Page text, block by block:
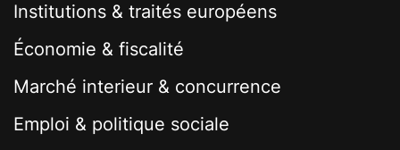
Institutions & traités européens
Économie & fiscalité
Marché interieur & concurrence
Emploi & politique sociale